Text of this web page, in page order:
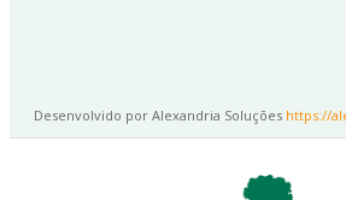
Desenvolvido por Alexandria Soluções https://